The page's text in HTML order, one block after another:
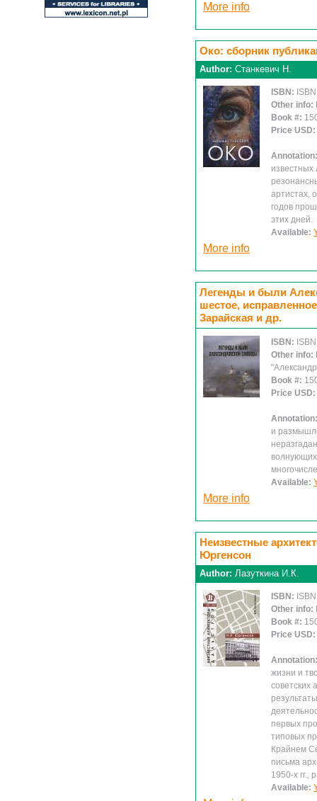
More info
Око: сборник
Author: Станкевич Н.
ISBN:
Other info:
Book #:
Price USD:
артистах,
годов
этих дней.
Available:
More info
Легенды и были
шестое,
Зарайская и др.
ISBN:
Other info:
Book #:
Price USD:
и
Available:
More info
Неизвестные
Юргенсон
Author: Лазуткина И.К.
ISBN:
Other info:
Book #:
Price USD:
жизни и
советских
первых
типовых
Крайнем
письма
1950-х гг.,
Available: